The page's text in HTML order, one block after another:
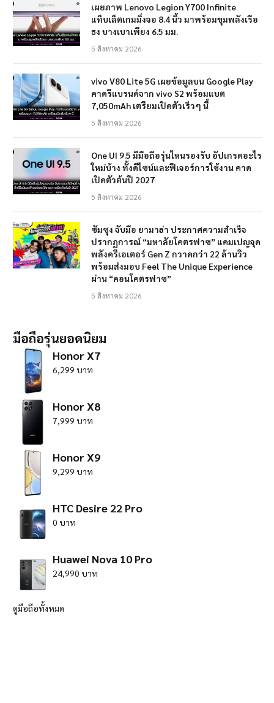
เผยภาพ Lenovo Legion Y700 Infinite
แท็บเล็ตเกมมิ่งจอ 8.4 นิ้ว มาพร้อมขุมพลังเรือ
ธง บางเบาเพียง 6.5 มม.
5 สิงหาคม 2026
vivo V80 Lite 5G เผยข้อมูลบน Google Play
คาดรีแบรนด์จาก vivo S2 พร้อมแบต
7,050mAh เตรียมเปิดตัวเร็วๆ นี้
5 สิงหาคม 2026
One UI 9.5 มีมือถือรุ่นไหนรองรับ อัปเกรดอะไร
ใหม่บ้าง ทั้งดีไซน์และฟีเจอร์การใช้งาน คาด
เปิดตัวต้นปี 2027
5 สิงหาคม 2026
ซัมซุง จับมือ ยามาฮ่า ประกาศความสำเร็จ
ปรากฏการณ์ “มหาลัยโคตรฟาซ” แคมเปญจุด
พลังครีเอเตอร์ Gen Z กวาดกว่า 22 ล้านวิว
พร้อมส่งมอบ Feel The Unique Experience
ผ่าน “คอนโคตรฟาซ”
5 สิงหาคม 2026
มือถือรุ่นยอดนิยม
Honor X7
6,299 บาท
Honor X8
7,999 บาท
Honor X9
9,299 บาท
HTC Desire 22 Pro
0 บาท
Huawei Nova 10 Pro
24,990 บาท
ดูมือถือทั้งหมด